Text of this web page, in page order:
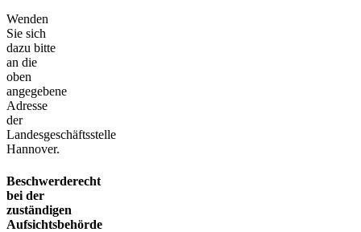
Wenden
Sie sich
dazu bitte
an die
oben
angegebene
Adresse
der
Landesgeschäftsstelle
Hannover.
Beschwerderecht
bei der
zuständigen
Aufsichtsbehörde